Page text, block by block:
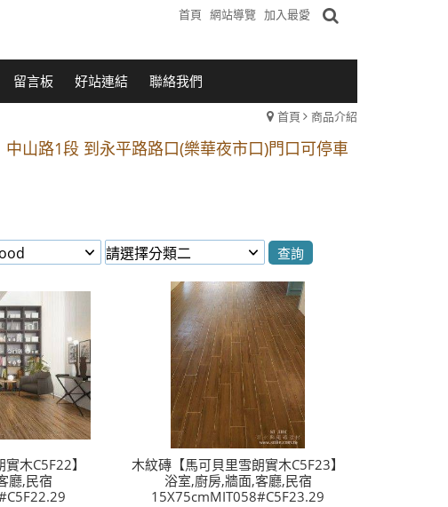
首頁 網站導覽 加入最愛
留言板 好站連結 聯絡我們
首頁 商品介紹
中山路1段 到永平路路口(樂華夜市口)門口可停車
【頂溪站 2 號出口】往中山路1段139號約10分鐘
親愛的客戶加入 LINE官方帳號@a0975005573
【頂溪站 2 號出口】往中山路1段139號約10分鐘
親愛的客戶加入 LINE官方帳號@a0975005573
木C5F22】
廳,民宿
木紋磚【馬可貝里雪朗實木C5F23】
浴室,廚房,牆面,客廳,民宿
15X75cmMIT058#C5F23.29